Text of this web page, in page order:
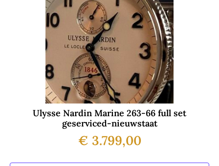
Ulysse Nardin Marine 263-66 full set
geserviced-nieuwstaat
€ 3.799,00